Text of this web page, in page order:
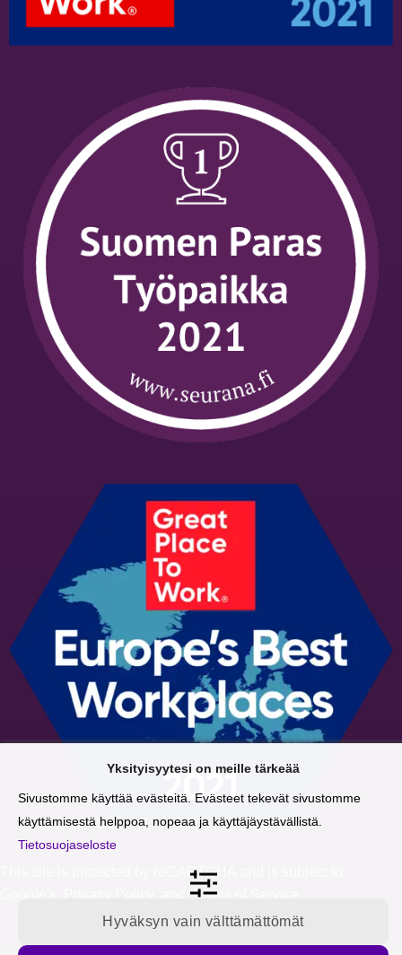
This site is protected by reCAPTCHA and is subject to
andTerms of Service
Yksityisyytesi on meille tärkeää
Sivustomme käyttää evästeitä. Evästeet tekevät sivustomme
käyttämisestä helppoa, nopeaa ja käyttäjäystävällistä.
Tietosuojaseloste
Hyväksyn vain välttämättömät